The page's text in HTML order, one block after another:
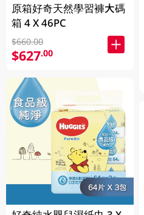
原箱好奇天然學習褲大碼
箱 4 X 46PC
$660.00
$627.00